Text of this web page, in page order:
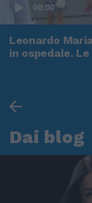
00:00
Leonardo
in ospedale.
Dai blog